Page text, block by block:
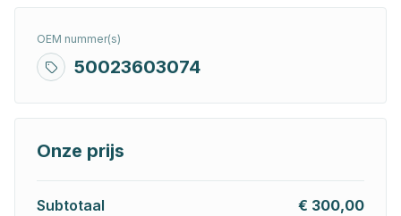
OEM nummer(s)
50023603074
Onze prijs
Subtotaal
€ 300,00